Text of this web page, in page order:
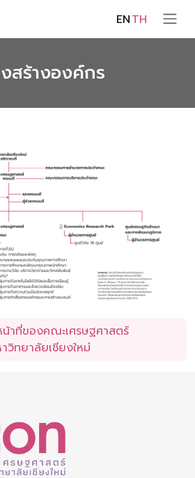
ENTH
สร้างองค์กร
น้าที่ของคณะเศรษฐศาสตร์
วิทยาลัยเชียงใหม่